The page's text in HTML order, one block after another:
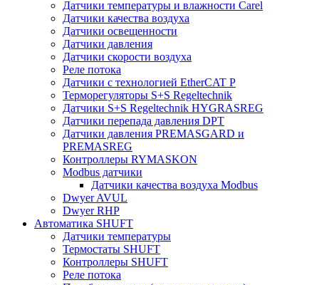
Датчики температуры и влажности Carel
Датчики качества воздуха
Датчики освещенности
Датчики давления
Датчики скорости воздуха
Реле потока
Датчики с технологией EtherCAT P
Терморегуляторы S+S Regeltechnik
Датчики S+S Regeltechnik HYGRASREG
Датчики перепада давления DPT
Датчики давления PREMASGARD и
PREMASREG
Контроллеры RYMASKON
Modbus датчики
Датчики качества воздуха Modbus
Dwyer AVUL
Dwyer RHP
Автоматика SHUFT
Датчики температуры
Термостаты SHUFT
Контроллеры SHUFT
Реле потока